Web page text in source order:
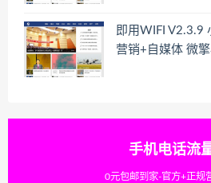
即用WIFI V2.3.9
营销+自媒体 微
手机电话流
0元包邮到家-官方+正规